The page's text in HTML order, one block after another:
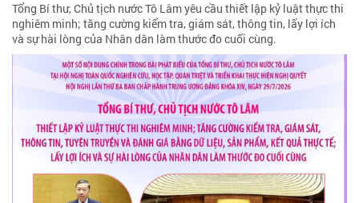
Tổng Bí thư, Chủ tịch nước Tô Lâm yêu cầu thiết lập kỷ luật thực thi
nghiêm minh; tăng cường kiểm tra, giám sát, thông tin, lấy lợi ích
và sự hài lòng của Nhân dân làm thước đo cuối cùng.